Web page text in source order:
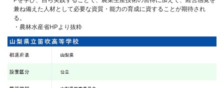
兼ね備えた人材として必要な資質・能力の育成に資することが期待され
る。
・農林水産省HPより抜粋